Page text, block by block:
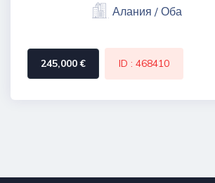
Алания / Оба
245,000 € ID : 468410